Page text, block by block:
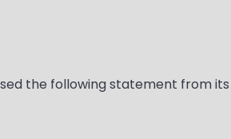
un nouveau partenariat qui
the following statement from